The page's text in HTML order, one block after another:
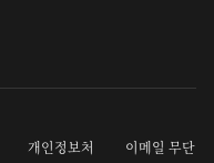
개인정보처
이메일 무단